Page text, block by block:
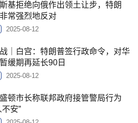
基拒绝向俄作出领土让步，特朗
常强烈地反对
2025-08-12
｜白宫：特朗普签行政命令，对华
缓期再延长90日
2025-08-12
顿市长称联邦政府接管警局行为
不安”